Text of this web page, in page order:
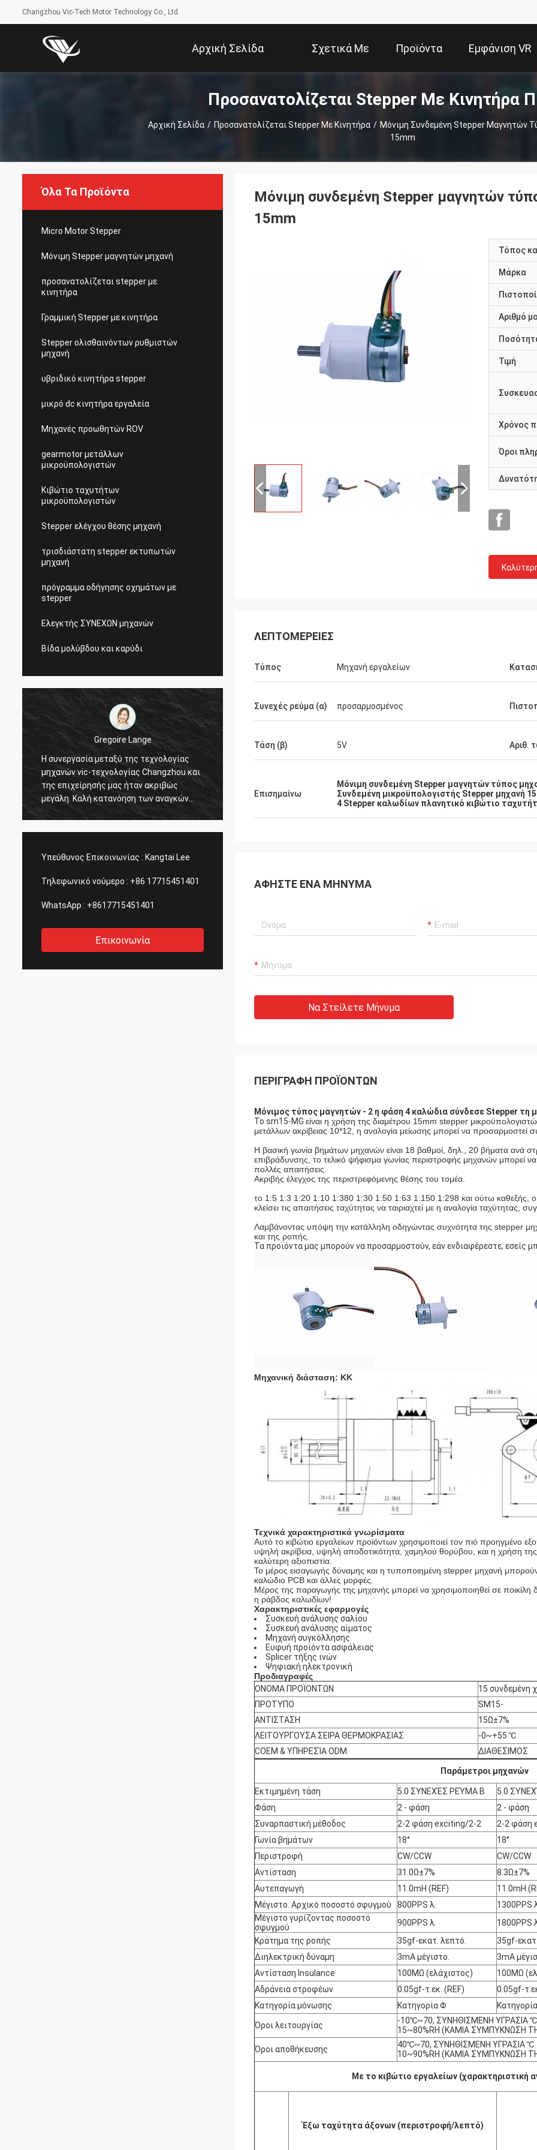
Changzhou Vic-Tech Motor Technology Co., Ltd.
Αρχική Σελίδα Σχετικά Με
Εμάς
Προϊόντα Εμφάνιση VR
Προσανατολίζεται Stepper Με Κινητήρα
Αρχική Σελίδα / Προσανατολίζεται Stepper Με Κινητήρα / Μόνιμη Συνδεμένη Stepper Μαγνητών
15mm
Όλα Τα Προϊόντα
Micro Motor Stepper
Μόνιμη Stepper μαγνητών μηχανή
προσανατολίζεται stepper με
κινητήρα
Γραμμική Stepper με κινητήρα
Stepper ολισθαινόντων ρυθμιστών
μηχανή
υβριδικό κινητήρα stepper
μικρό dc κινητήρα εργαλεία
Μηχανές προωθητών ROV
gearmotor μετάλλων
μικροϋπολογιστών
Κιβώτιο ταχυτήτων
μικροϋπολογιστών
Stepper ελέγχου θέσης μηχανή
τρισδιάστατη stepper εκτυπωτών
μηχανή
πρόγραμμα οδήγησης οχημάτων με
stepper
Ελεγκτής ΣΥΝΕΧΩΝ μηχανών
Βίδα μολύβδου και καρύδι
Gregoire Lange
Η συνεργασία μεταξύ της τεχνολογίας
μηχανών vic-τεχνολογίας Changzhou και
της επιχείρησής μας ήταν ακριβώς
μεγάλη. Καλή κατανόηση των αναγκών
μας, μεγάλος πρόθυμος να λύσει τα
Δαβίδ Molevelt
Επαγγελματική και σαφής επικοινωνία. Η
συνδετήρες όπου προστίθεται στην
αποστολή. Εργασίες οδηγών όπως
Buildstorm
Η εργασία προϊόντων
αποκρίνεται πολύ
στη λήψη μιας απόφασης
έτοιμοι να
Υπεύθυνος Επικοινωνίας : Kangtai Lee
Τηλεφωνικό νούμερο : +86 17715451401
WhatsApp : +8617715451401
Επικοινωνία
Μόνιμη συνδεμένη Stepper μαγνητών
15mm
Τόπος
Μάρκα
Αριθμό
Τιμή
Χρόνος
Όροι
ΛΕΠΤΟΜΈΡΕΙΕΣ
Τύπος Μηχανή εργαλείων
Συνεχές ρεύμα (α) προσαρμοσμένος
Τάση (β) 5V Αριθ.
Επισημαίνω
Μόνιμη συνδεμένη Stepper μαγνητών τύπος
Συνδεμένη μικροϋπολογιστής Stepper μηχανή
4 Stepper καλωδίων πλανητικό κιβώτιο
ΑΦΉΣΤΕ ΈΝΑ ΜΉΝΥΜΑ
Να Στείλετε Μήνυμα
ΠΕΡΙΓΡΑΦΉ ΠΡΟΪΌΝΤΩΝ
Μόνιμος τύπος μαγνητών - 2 η φάση 4 καλώδια σύνδεσε Stepper τη
Το sm15-MG είναι η χρήση της διαμέτρου 15mm stepper
μετάλλων ακρίβειας 10*12, η αναλογία μείωσης μπορεί να προσαρμοστεί
Η βασική γωνία βημάτων μηχανών είναι 18 βαθμοί, δηλ., 20 βήματα ανά
επιβράδυνσης, το τελικό ψήφισμα γωνίας περιστροφής μηχανών μπορεί
πολλές απαιτήσεις.
Ακριβής έλεγχος της περιστρεφόμενης θέσης του τομέα.
το 1:5 1:3 1:20 1:10 1:380 1:30 1:50 1:63 1:150 1:298 και ούτω καθεξής,
κλείσει τις απαιτήσεις ταχύτητας να ταιριαχτεί με η αναλογία ταχύτητας,
Λαμβάνοντας υπόψη την κατάλληλη οδηγώντας συχνότητα της stepper
και της ροπής.
Τα προϊόντα μας μπορούν να προσαρμοστούν, εάν ενδιαφέρεστε, εσείς
Μηχανική διάσταση: ΚΚ
Τεχνικά χαρακτηριστικά γνωρίσματα
Αυτό το κιβώτιο εργαλείων προϊόντων χρησιμοποιεί τον πιό προηγμένο
υψηλή ακρίβεια, υψηλή αποδοτικότητα, χαμηλού θορύβου, και η χρήση της
καλύτερη αξιοπιστία.
Το μέρος εισαγωγής δύναμης και η τυποποιημένη stepper μηχανή
καλώδιο PCB και άλλες μορφές.
Μέρος της παραγωγής της μηχανής μπορεί να χρησιμοποιηθεί σε
η ράβδος καλωδίων!
Χαρακτηριστικές εφαρμογές
Συσκευή ανάλυσης σαλίου
Συσκευή ανάλυσης αίματος
Μηχανή συγκόλλησης
Ευφυή προϊόντα ασφάλειας
Splicer τήξης ινών
Ψηφιακή ηλεκτρονική
Προδιαγραφές
ΟΝΟΜΑ ΠΡΟΪΟΝΤΩΝ
15 συνδεμένη
ΠΡΟΤΥΠΟ
SM15-
ΑΝΤΙΣΤΑΣΗ
15Ω±7%
ΛΕΙΤΟΥΡΓΟΥΣΑ ΣΕΙΡΑ ΘΕΡΜΟΚΡΑΣΙΑΣ
-0~+55 ℃
COEM & ΥΠΗΡΕΣΊΑ ODM
ΔΙΑΘΕΣΙΜΟΣ
Παράμετροι μηχανών
Εκτιμημένη τάση 5.0 ΣΥΝΕΧΈΣ ΡΕΎΜΑ Β 5.0
Φάση
2 - φάση 2 - φάση
Συναρπαστική μέθοδος
2-2 φάση exciting/2-2 2-2 φάση
Γωνία βημάτων
18° 18°
Περιστροφή
CW/CCW CW/CCW
Αντίσταση
31.0Ω±7% 8.3Ω±7%
Αυτεπαγωγή
11.0mH (REF) 11.0mH
Μέγιστο. Αρχικό ποσοστό σφυγμού
800PPS λ. 1300PPS
Μέγιστο γυρίζοντας ποσοστό
σφυγμού
900PPS λ. 1800PPS
Κράτημα της ροπής
35gf-εκατ. λεπτό. 35gf-
Διηλεκτρική δύναμη
3mA μέγιστο. 3mA
Αντίσταση Insulance
100MΩ (ελάχιστος) 100MΩ
Αδράνεια στροφέων
0.05gf-τ.εκ. (REF) 0.05gf-
Κατηγορία μόνωσης
Κατηγορία Φ
Όροι λειτουργίας
-10℃~70, ΣΥΝΗΘΙΣΜΕΝΗ ΥΓΡΑΣΙΑ
15~80%RH (ΚΑΜΙΑ ΣΥΜΠΥΚΝΩΣΗ
Όροι αποθήκευσης
40℃~70, ΣΥΝΗΘΙΣΜΕΝΗ ΥΓΡΑΣΙΑ ℃
10~90%RH (ΚΑΜΙΑ ΣΥΜΠΥΚΝΩΣΗ
Με το κιβώτιο εργαλείων (χαρακτηριστική
Έξω ταχύτητα άξονων (περιστροφή/λεπτό)